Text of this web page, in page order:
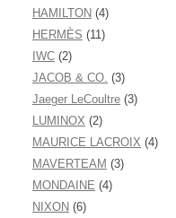
HAMILTON (4)
HERMÈS (11)
IWC (2)
JACOB & CO. (3)
Jaeger LeCoultre (3)
LUMINOX (2)
MAURICE LACROIX (4)
MAVERTEAM (3)
MONDAINE (4)
NIXON (6)